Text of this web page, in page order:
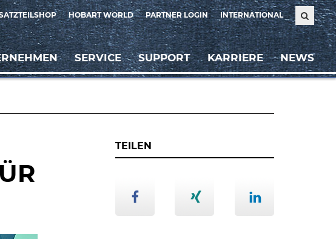
HOBART WORLD PARTNER LOGIN INTERNATIONAL
SERVICE SUPPORT KARRIERE NEWS
TEILEN